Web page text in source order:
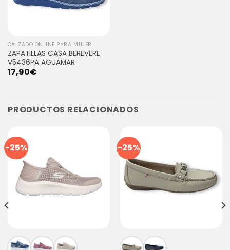
CALZADO ONLINE PARA MUJER
ZAPATILLAS CASA BEREVERE
V5436PA AGUAMAR
17,90€
PRODUCTOS RELACIONADOS
-25% -25%